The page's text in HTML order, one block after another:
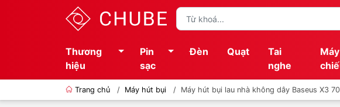
Thương
hiệu
Pin
sạc
Đèn Quạt
Tai
nghe
Máy
Trang chủ / Máy hút bụi / Máy hút bụi lau nhà không dây Baseus X3